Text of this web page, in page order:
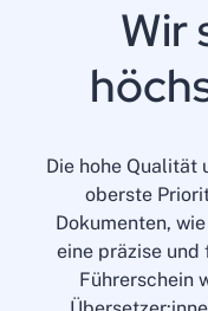
Wir
Die hohe Qualität
oberste
Dokumenten,
eine präzise
Führerschein